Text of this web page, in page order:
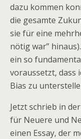
dazu kommen
die gesamte
sie für eine
nötig war”
ein so
voraussetzt, dass
Bias zu
Jetzt schrieb in der
für Neuere und
einen Essay, der